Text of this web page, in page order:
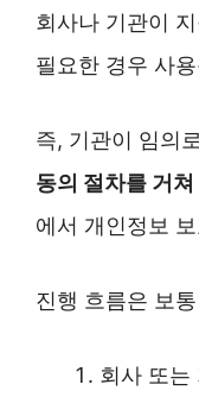
회사나 기관이
필요한 경우 사
즉, 기관이 임의
동의 절차를 거쳐
에서 개인정보
진행 흐름은 보
회사 또는